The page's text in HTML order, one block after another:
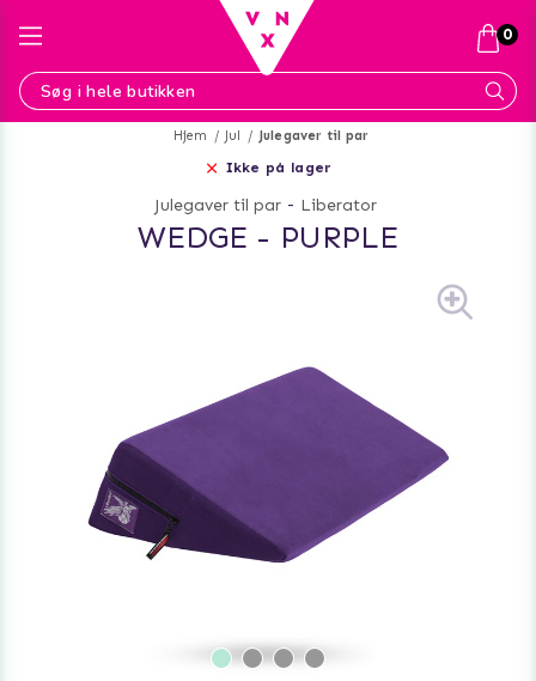
Hjem Jul Julegaver til par
Ikke på lager
Julegaver til par - Liberator
WEDGE - PURPLE
0